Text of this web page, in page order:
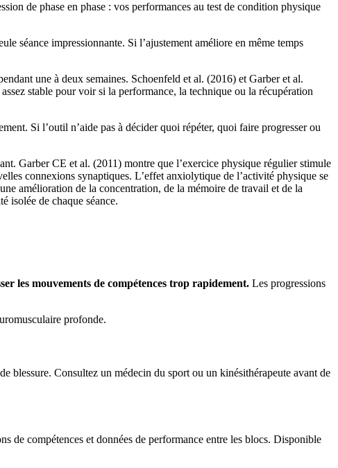
de phase en phase : vos performances au test de condition physique
séance impressionnante. Si l’ajustement améliore en même temps
une à deux semaines. Schoenfeld et al. (2016) et Garber et al.
stable pour voir si la performance, la technique ou la récupération
Si l’outil n’aide pas à décider quoi répéter, quoi faire progresser ou
Garber CE et al. (2011) montre que l’exercice physique régulier stimule
connexions synaptiques. L’effet anxiolytique de l’activité physique se
amélioration de la concentration, de la mémoire de travail et de la
isolée de chaque séance.
les mouvements de compétences trop rapidement. Les progressions
profonde.
blessure. Consultez un médecin du sport ou un kinésithérapeute avant de
de compétences et données de performance entre les blocs. Disponible